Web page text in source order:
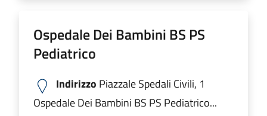
Ospedale Dei Bambini BS PS
Pediatrico
Indirizzo Piazzale Spedali Civili, 1
Ospedale Dei Bambini BS PS Pediatrico...